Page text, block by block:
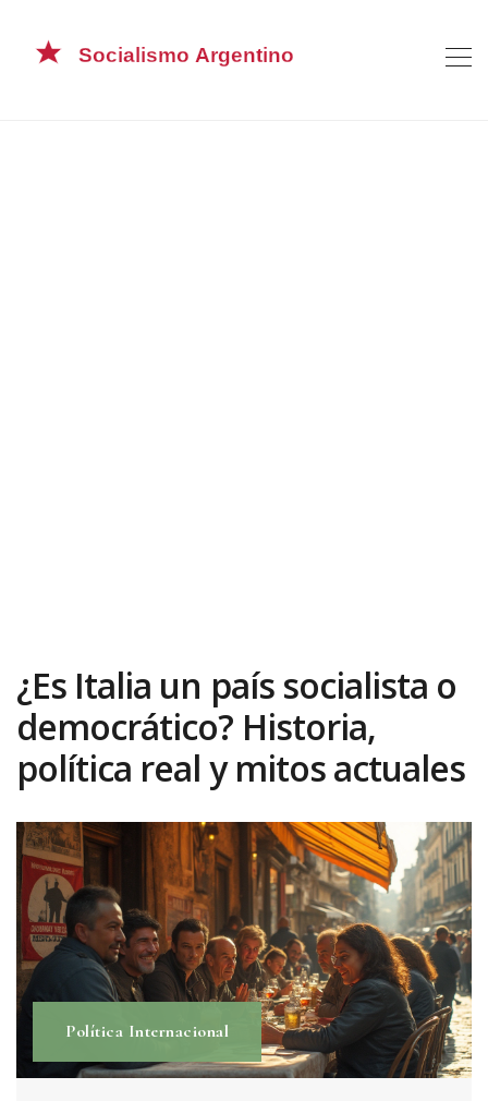
¿Es Italia un país socialista o
democrático? Historia,
política real y mitos actuales
Política Internacional